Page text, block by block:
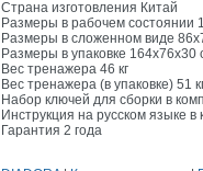
Страна изготовления Китай
Размеры в рабочем состоянии
Размеры в сложенном виде
Размеры в упаковке
Вес тренажера 46 кг
Вес тренажера (в упаковке) 51
Набор ключей для сборки в
Инструкция на русском языке в
Гарантия 2 года